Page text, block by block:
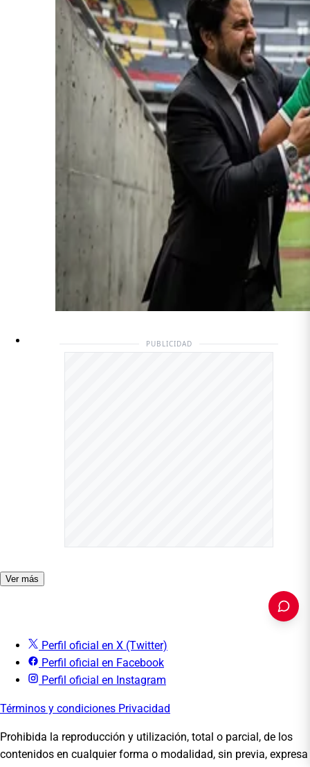
PUBLICIDAD
Ver más
Perfil oficial en X (Twitter)
Perfil oficial en Facebook
Perfil oficial en Instagram
Términos y condiciones Privacidad
Prohibida la reproducción y utilización, total o parcial, de los
contenidos en cualquier forma o modalidad, sin previa, expresa